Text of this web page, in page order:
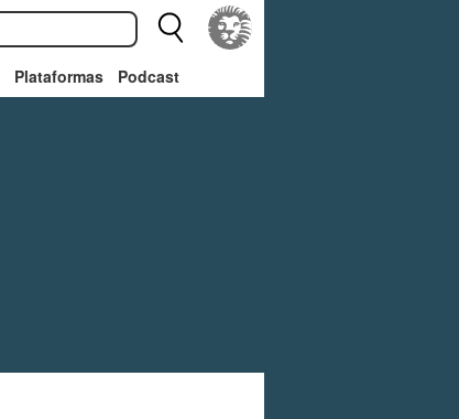
Plataformas Podcast